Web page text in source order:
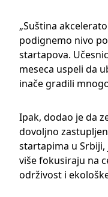
„Suština
podignemo nivo
startapova.
meseca uspeli da
inače gradili
Ipak, dodao je da
dovoljno
startapima u
više fokusiraju na
održivost i